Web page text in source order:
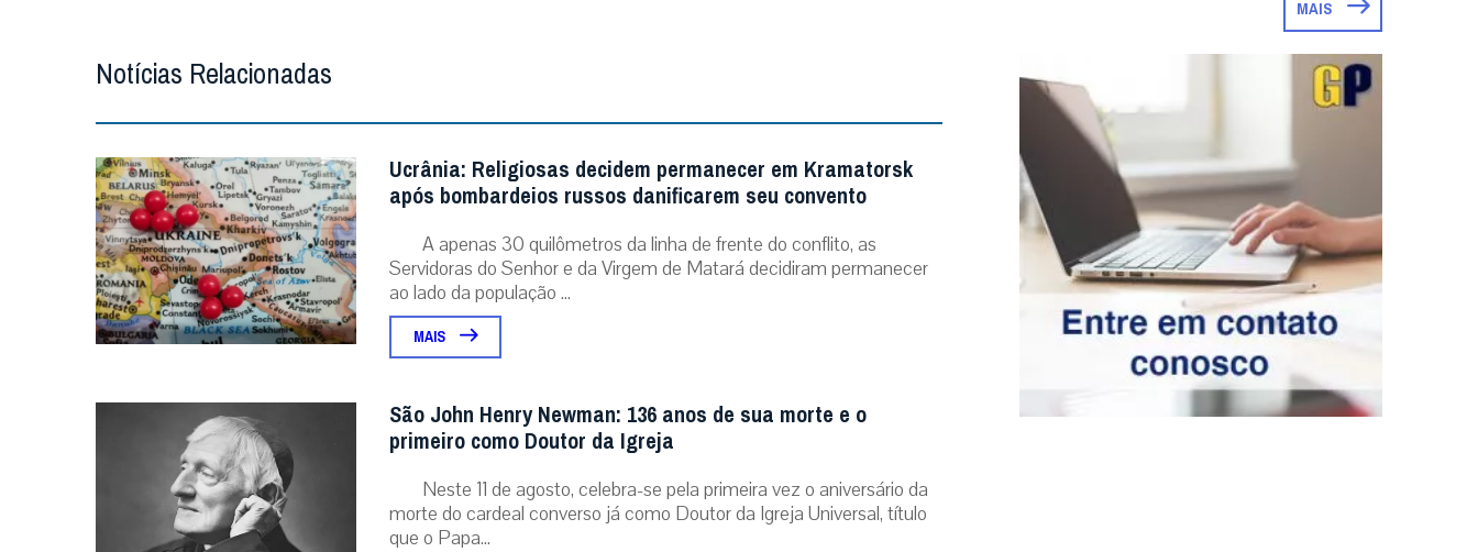
Notícias Relacionadas
Ucrânia: Religiosas decidem permanecer em Kramatorsk
após bombardeios russos danificarem seu convento
A apenas 30 quilômetros da linha de frente do conflito, as
Servidoras do Senhor e da Virgem de Matará decidiram permanecer
ao lado da população ...
MAIS
São John Henry Newman: 136 anos de sua morte e o
primeiro como Doutor da Igreja
Neste 11 de agosto, celebra-se pela primeira vez o aniversário da
morte do cardeal converso já como Doutor da Igreja Universal, título
que o Papa...
MAIS